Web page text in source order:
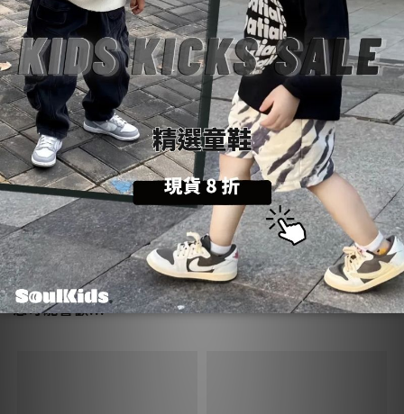
送貨方式 (6)
付款方式 (9)
您可能喜歡...